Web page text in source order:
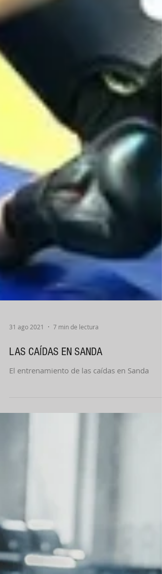
31 ago 2021 7 min de lectura
LAS CAÍDAS EN SANDA